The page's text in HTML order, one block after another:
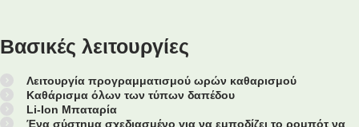
Βασικές λειτουργίες
Λειτουργία προγραμματισμού ωρών καθαρισμού
Καθάρισμα όλων των τύπων δαπέδου
Li-Ion Μπαταρία
Ένα σύστημα σχεδιασμένο για να εμποδίζει το ρομπότ να